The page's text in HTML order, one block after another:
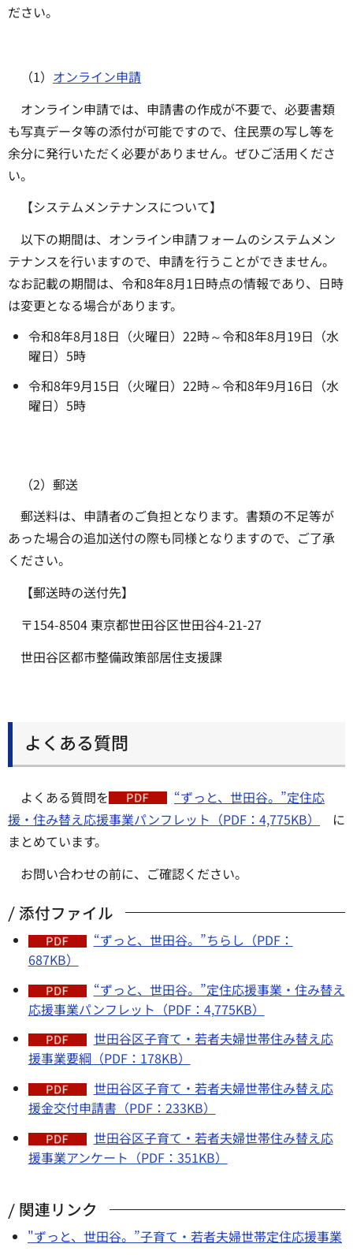
ださい。
（1） オンライン申請
オンライン申請では、申請書の作成が不要で、必要書類
も写真データ等の添付が可能ですので、住民票の写し等を
余分に発行いただく必要がありません。ぜひご活用くださ
い。
【システムメンテナンスについて】
以下の期間は、オンライン申請フォームのシステムメン
テナンスを行いますので、申請を行うことができません。
なお記載の期間は、令和8年8月1日時点の情報であり、日時
は変更となる場合があります。
令和8年8月18日（火曜日）22時～令和8年8月19日（水
曜日）5時
令和8年9月15日（火曜日）22時～令和8年9月16日（水
曜日）5時
（2）郵送
郵送料は、申請者のご負担となります。書類の不足等が
あった場合の追加送付の際も同様となりますので、ご了承
ください。
【郵送時の送付先】
〒154-8504 東京都世田谷区世田谷4-21-27
世田谷区都市整備政策部居住支援課
よくある質問
よくある質問を
“ずっと、世田谷。”定住応
援・住み替え応援事業パンフレット（PDF：4,775KB）
に
まとめています。
お問い合わせの前に、ご確認ください。
添付ファイル
“ずっと、世田谷。”ちらし（PDF：
687KB）
“ずっと、世田谷。”定住応援事業・住み替え
応援事業パンフレット（PDF：4,775KB）
世田谷区子育て・若者夫婦世帯住み替え応
援事業要綱（PDF：178KB）
世田谷区子育て・若者夫婦世帯住み替え応
援金交付申請書（PDF：233KB）
世田谷区子育て・若者夫婦世帯住み替え応
援事業アンケート（PDF：351KB）
関連リンク
"ずっと、世田谷。”子育て・若者夫婦世帯定住応援事業